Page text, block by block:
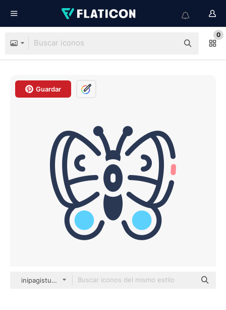
0
Guardar
inipagistudio Mixed